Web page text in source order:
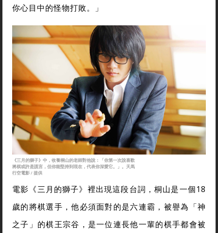
你心目中的怪物打敗。」
《三月的獅子》中，收養桐山的老師對他說：「你第一次說喜歡
將棋或許是謊言，但你能堅持到現在，代表你深愛它。」。天馬
行空電影 / 提供
電影《三月的獅子》裡出現這段台詞，桐山是一個18
歲的將棋選手，他必須面對的是六連霸，被譽為「神
之子」的棋王宗谷，是一位連長他一輩的棋手都會被